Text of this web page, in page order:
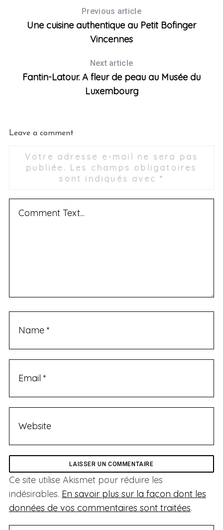
Previous article
Une cuisine authentique au Petit Bofinger
Vincennes
Next article
Fantin-Latour. A fleur de peau au Musée du
Luxembourg
Leave a comment
Votre adresse e-mail ne sera pas
publiée. Les champs obligatoires
sont indiqués avec*
Ce site utilise Akismet pour réduire les
indésirables. En savoir plus sur la façon dont les
données de vos commentaires sont traitées.